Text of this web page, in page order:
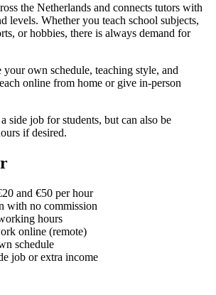
the Netherlands and connects tutors with
levels. Whether you teach school subjects,
or hobbies, there is always demand for
your own schedule, teaching style, and
online from home or give in-person
side job for students, but can also be
if desired.
and €50 per hour
with no commission
hours
online (remote)
schedule
job or extra income